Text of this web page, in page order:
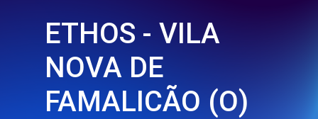
ETHOS - VILA
NOVA DE
FAMALICÃO (O)